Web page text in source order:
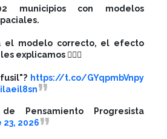
municipios con modelos
el modelo correcto, el efecto
explicamos 👇🏽🧵
https://t.co/GYqpmbVnpy
Pensamiento Progresista
23, 2026